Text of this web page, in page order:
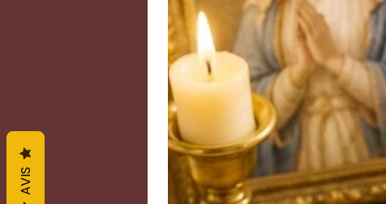
pierre de tempérance, apportant
créativité, l’ouverture mentale et
méditation et l’élévation spirituelle.
- Le Quartz rose est une pierre
calme, tant pour le corps que pour
rose a des bienfaits pour calmer et
judicieusement, la pierre pourrait
Porteur d’harmonie et d’équilibre, le
cœur et aux artères, il favorise la
l’élimination des toxines. La
AVIS